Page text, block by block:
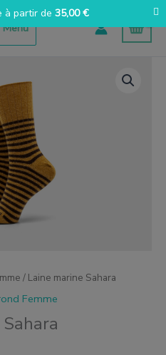
Menu
/ Laine marine Sahara
Femme
à partir de 35,00€